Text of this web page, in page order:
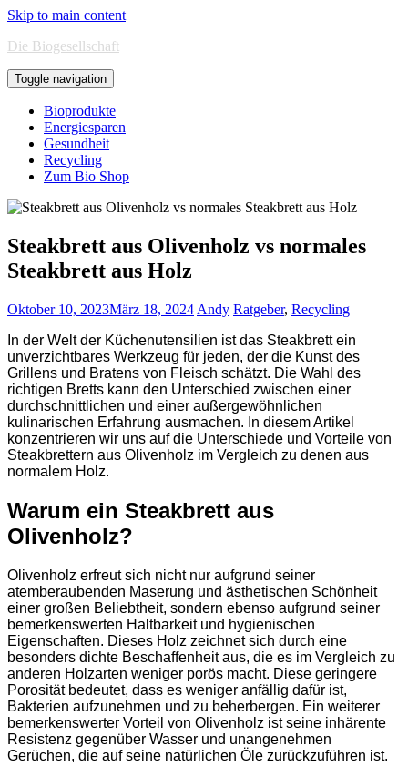
Skip to main content
Die Biogesellschaft
Toggle navigation
Bioprodukte
Energiesparen
Gesundheit
Recycling
Zum Bio Shop
Steakbrett aus Olivenholz vs normales
Steakbrett aus Holz
Oktober 10, 2023März 18, 2024 Andy Ratgeber, Recycling
In der Welt der Küchenutensilien ist das Steakbrett ein
unverzichtbares Werkzeug für jeden, der die Kunst des
Grillens und Bratens von Fleisch schätzt. Die Wahl des
richtigen Bretts kann den Unterschied zwischen einer
durchschnittlichen und einer außergewöhnlichen
kulinarischen Erfahrung ausmachen. In diesem Artikel
konzentrieren wir uns auf die Unterschiede und Vorteile von
Steakbrettern aus Olivenholz im Vergleich zu denen aus
normalem Holz.
Warum ein Steakbrett aus
Olivenholz?
Olivenholz erfreut sich nicht nur aufgrund seiner
atemberaubenden Maserung und ästhetischen Schönheit
einer großen Beliebtheit, sondern ebenso aufgrund seiner
bemerkenswerten Haltbarkeit und hygienischen
Eigenschaften. Dieses Holz zeichnet sich durch eine
besonders dichte Beschaffenheit aus, die es im Vergleich zu
anderen Holzarten weniger porös macht. Diese geringere
Porosität bedeutet, dass es weniger anfällig dafür ist,
Bakterien aufzunehmen und zu beherbergen. Ein weiterer
bemerkenswerter Vorteil von Olivenholz ist seine inhärente
Resistenz gegenüber Wasser und unangenehmen
Gerüchen, die auf seine natürlichen Öle zurückzuführen ist.